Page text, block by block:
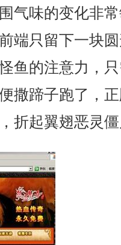
气味的变化非
端只留下一块
鱼的注意力，
撒蹄子跑了，
折起翼翅恶灵